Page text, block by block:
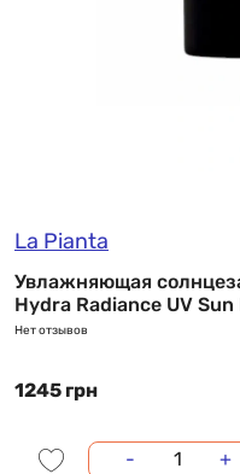
La Pianta
Увлажняющая
Hydra Radiance UV
Нет отзывов
1245 грн
- +